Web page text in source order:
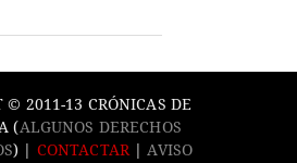
© 2011-13 CRÓNICAS DE
(ALGUNOS DERECHOS
) | CONTACTAR
AVISO